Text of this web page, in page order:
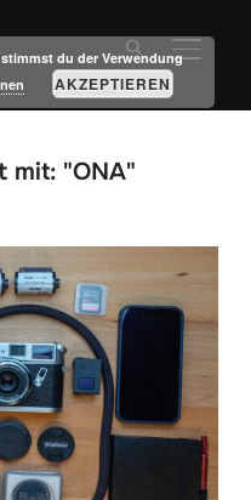
mit: "ONA"
du der Verwendung
AKZEPTIEREN